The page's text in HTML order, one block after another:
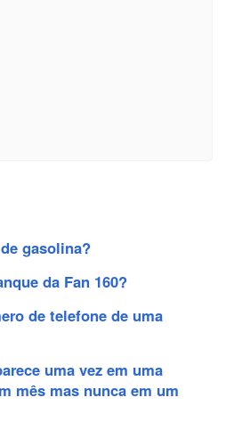
gasolina?
da Fan 160?
de telefone de uma
uma vez em uma
mês mas nunca em um